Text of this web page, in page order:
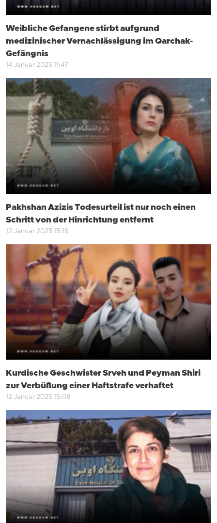
Weibliche Gefangene stirbt aufgrund
medizinischer Vernachlässigung im Qarchak-
Gefängnis
14 Januar 2025 11:47
Pakhshan Azizis Todesurteil ist nur noch einen
Schritt von der Hinrichtung entfernt
12 Januar 2025 15:16
Kurdische Geschwister Srveh und Peyman Shiri
zur Verbüßung einer Haftstrafe verhaftet
12 Januar 2025 15:08